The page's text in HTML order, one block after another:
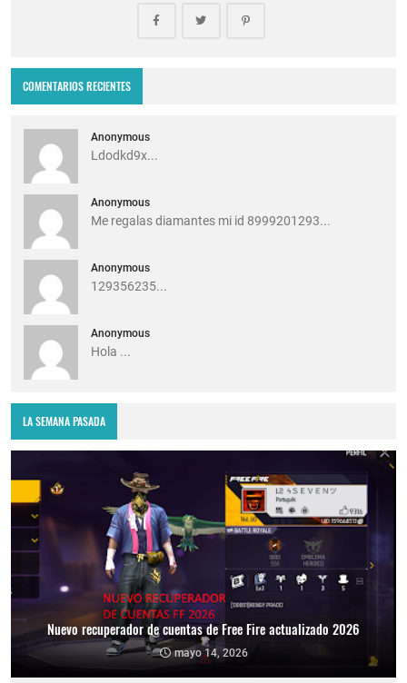
COMENTARIOS RECIENTES
Anonymous
Ldodkd9x...
Anonymous
Me regalas diamantes mi id 8999201293...
Anonymous
129356235...
Anonymous
Hola ...
LA SEMANA PASADA
Nuevo recuperador de cuentas de Free Fire actualizado 2026
mayo 14, 2026